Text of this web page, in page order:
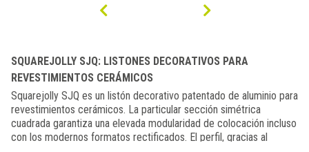
SQUAREJOLLY SJQ: LISTONES DECORATIVOS PARA
REVESTIMIENTOS CERÁMICOS
Squarejolly SJQ es un listón decorativo patentado de aluminio para
revestimientos cerámicos. La particular sección simétrica
cuadrada garantiza una elevada modularidad de colocación incluso
con los modernos formatos rectificados. El perfil, gracias al